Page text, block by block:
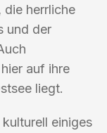
die herrliche
und der
auf ihre
liegt.
einiges